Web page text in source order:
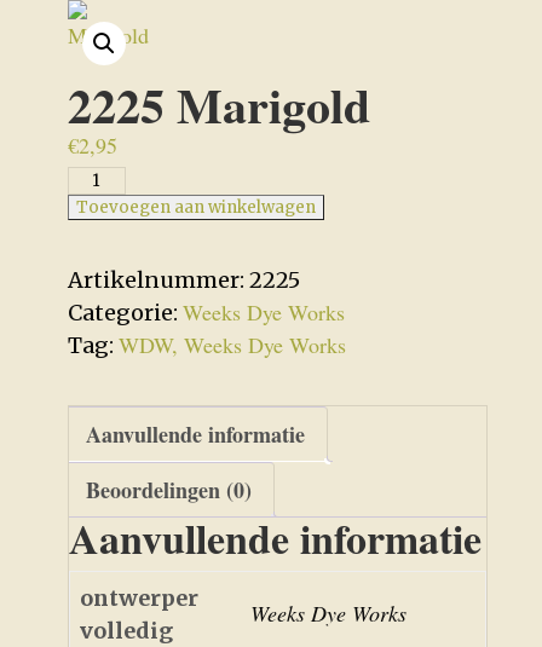
2225 Marigold
€2,95
2225
Marigold
Toevoegen aan winkelwagen
Artikelnummer: 2225
Categorie: Weeks Dye Works
Tag: WDW, Weeks Dye Works
Aanvullende informatie
Beoordelingen (0)
Aanvullende informatie
ontwerper
volledig
Weeks Dye Works